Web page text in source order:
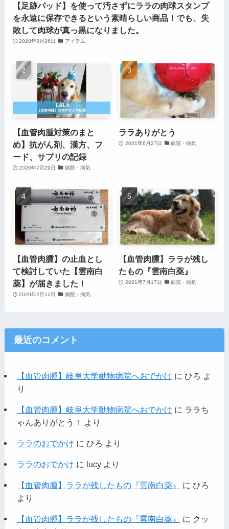
【足跡パッド】を使って汚さずにララの肉球スタンプ
を永遠に保存できるという素晴らしい商品！でも、失
敗して肉球が真っ黒になりました。
2020年3月26日 アイテム
【血管肉腫対策のまと
め】抗がん剤、漢方、フ
ード、サプリの記録
2020年7月29日 病院・病気
ララありがとう
2021年6月27日 病院・病気
【血管肉腫】の止血とし
て検討していた【雲南白
薬】が届きました！
2020年2月12日 病院・病気
【血管肉腫】ララが残し
たもの『雲南白薬』
2021年7月17日 病院・病気
最近のコメント
【血管肉腫】岐阜大学動物病院へおでかけ に ひろ よ
り
【血管肉腫】岐阜大学動物病院へおでかけ に ララち
ゃんありがとう！
より
ララのおでかけ に ひろ より
ララのおでかけ に lucyより
【血管肉腫】ララが残したもの『雲南白薬』 に ひろ
より
【血管肉腫】ララが残したもの『雲南白薬』 に クッ